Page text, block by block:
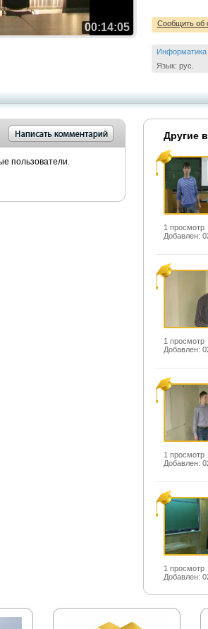
00:14:05 Сообщить об
Информатика
Язык: рус.
пользователи.
Другие
1 просмотр
Добавлен:
1 просмотр
Добавлен:
1 просмотр
Добавлен:
1 просмотр
Добавлен: